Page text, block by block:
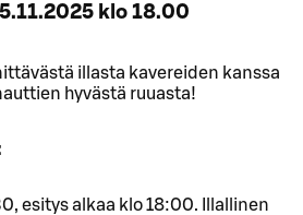
klo 18.00
illasta kavereiden kanssa
hyvästä ruuasta!
esitys alkaa klo 18:00. Illallinen